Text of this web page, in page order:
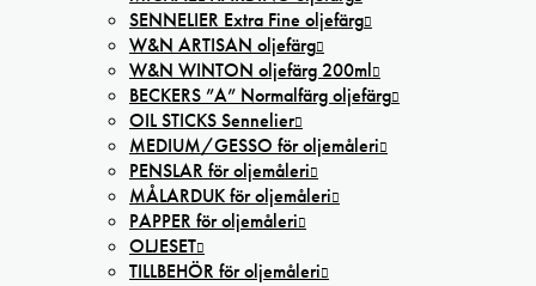
SENNELIER Extra Fine oljefärg
W&N ARTISAN oljefärg
W&N WINTON oljefärg 200ml
BECKERS ”A” Normalfärg oljefärg
OIL STICKS Sennelier
MEDIUM/GESSO för oljemåleri
PENSLAR för oljemåleri
MÅLARDUK för oljemåleri
PAPPER för oljemåleri
OLJESET
TILLBEHÖR för oljemåleri